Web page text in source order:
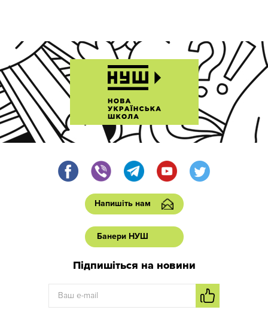
Напишіть нам
Банери НУШ
Підпишіться на новини